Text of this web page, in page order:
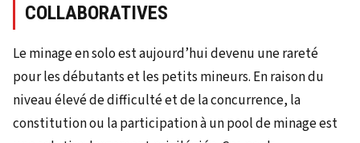
COLLABORATIVES
Le minage en solo est aujourd’hui devenu une rareté
pour les débutants et les petits mineurs. En raison du
niveau élevé de difficulté et de la concurrence, la
constitution ou la participation à un pool de minage est